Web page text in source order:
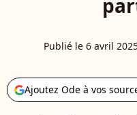
Publié le 6 avril
Ajoutez Ode à vos